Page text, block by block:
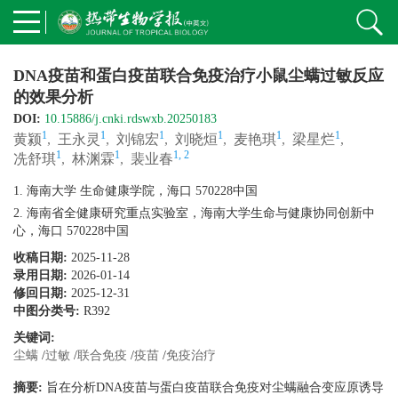
DNA疫苗和蛋白疫苗联合免疫治疗小鼠尘螨过敏反应
的效果分析
DOI: 10.15886/j.cnki.rdswxb.20250183
黄颍1, 王永灵 1, 刘锦宏1, 刘晓烜1, 麦艳琪1, 梁星烂1,
冼舒琪1, 林渊霖1, 裴业春1, 2
1. 海南大学 生命健康学院，海口 570228中国
2. 海南省全健康研究重点实验室，海南大学生命与健康协同创新中
心，海口 570228中国
收稿日期: 2025-11-28
录用日期: 2026-01-14
修回日期: 2025-12-31
中图分类号: R392
关键词:
尘螨 /过敏 /联合免疫 /疫苗 /免疫治疗
摘要: 旨在分析DNA疫苗与蛋白疫苗联合免疫对尘螨融合变应原诱导